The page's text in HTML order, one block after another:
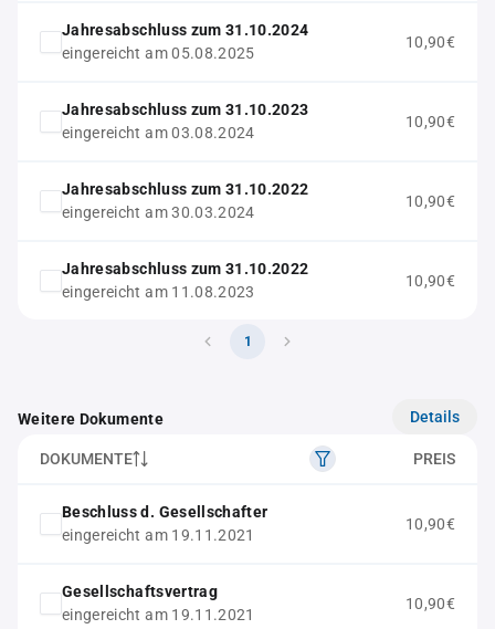
Jahresabschluss zum 31.10.2024
eingereicht am 05.08.2025
10,90€
Jahresabschluss zum 31.10.2023
eingereicht am 03.08.2024
10,90€
Jahresabschluss zum 31.10.2022
eingereicht am 30.03.2024
10,90€
Jahresabschluss zum 31.10.2022
eingereicht am 11.08.2023
10,90€
1
Weitere Dokumente Details
DOKUMENTE PREIS
Beschluss d. Gesellschafter
eingereicht am 19.11.2021
10,90€
Gesellschaftsvertrag
eingereicht am 19.11.2021
10,90€